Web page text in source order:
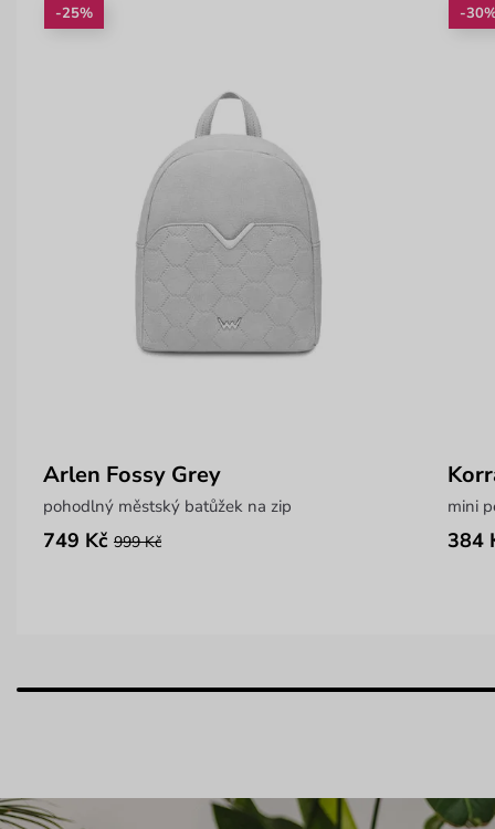
-25%
Arlen Fossy Grey
pohodlný městský batůžek na zip
749 Kč 999 Kč
-
384